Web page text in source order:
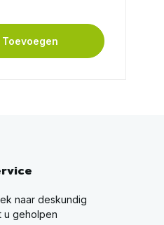
Toevoegen
naar deskundig
u geholpen